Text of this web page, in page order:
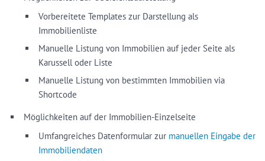
Vorbereitete Templates zur Darstellung als
Immobilienliste
Manuelle Listung von Immobilien auf jeder Seite als
Karussell oder Liste
Manuelle Listung von bestimmten Immobilien via
Shortcode
Möglichkeiten auf der Immobilien-Einzelseite
Umfangreiches Datenformular zur manuellen Eingabe der
Immobiliendaten